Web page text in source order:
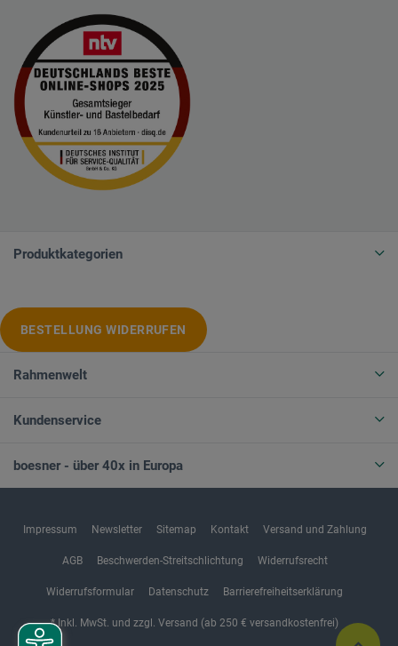
Produktkategorien
BESTELLUNG WIDERRUFEN
Rahmenwelt
Kundenservice
boesner - über 40x in Europa
Impressum Newsletter Sitemap Kontakt Versand und Zahlung
AGB Beschwerden-Streitschlichtung Widerrufsrecht
Widerrufsformular Datenschutz Barrierefreiheitserklärung
* Inkl. MwSt. und zzgl. Versand (ab 250 € versandkostenfrei)